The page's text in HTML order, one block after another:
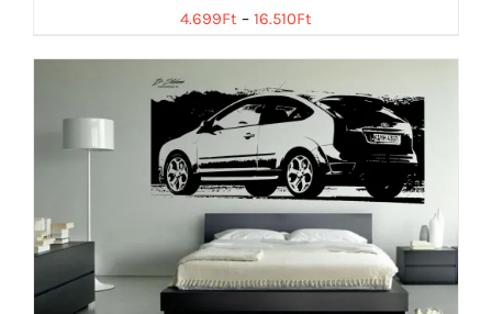
4.699Ft – 16.510Ft